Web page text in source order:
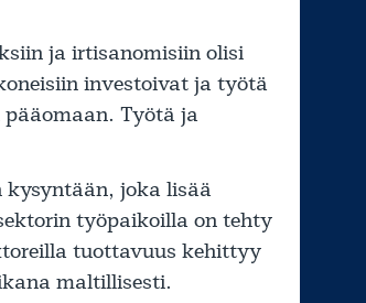
ja irtisanomisiin olisi
investoivat ja työtä
Työtä ja
kysyntään, joka lisää
työpaikoilla on tehty
tuottavuus kehittyy
maltillisesti.